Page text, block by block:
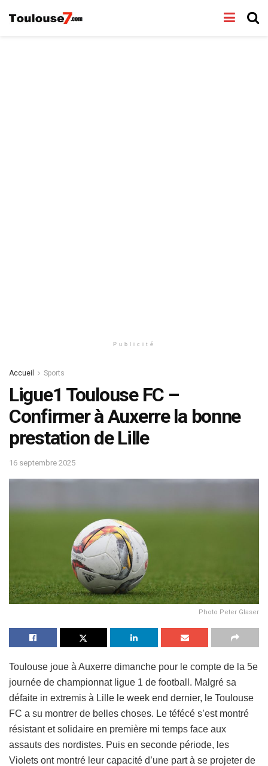
Publicité
Accueil Sports
Ligue1 Toulouse FC –
Confirmer à Auxerre la bonne
prestation de Lille
16 septembre 2025
Photo Peter Glaser
Toulouse joue à Auxerre dimanche pour le compte de la 5e
journée de championnat ligue 1 de football. Malgré sa
défaite in extremis à Lille le week end dernier, le Toulouse
FC a su montrer de belles choses. Le téfécé s’est montré
résistant et solidaire en première mi temps face aux
assauts des nordistes. Puis en seconde période, les
Violets ont montré leur capacité d’une part à se projeter de